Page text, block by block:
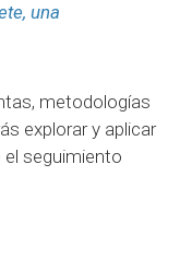
una
metodologías
explorar y aplicar
el seguimiento